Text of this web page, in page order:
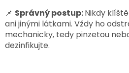
📌 Správný postup:Nikdy
ani jinými látkami. Vždy ho
mechanicky, tedy pinzetou
dezinfikujte.